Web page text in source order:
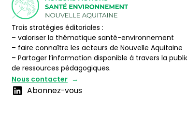
Trois stratégies éditoriales :
– valoriser la thématique santé-environnement
– faire connaître les acteurs de Nouvelle Aquitaine
– Partager l’information disponible à travers la
de ressources pédagogiques.
Nous contacter
Abonnez-vous